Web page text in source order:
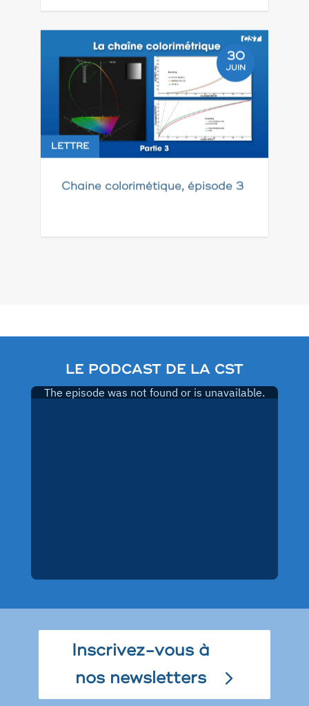
30
JUIN
LETTRE
Chaine colorimétique, épisode 3
LE PODCAST DE LA CST
Inscrivez-vous à
nos newsletters